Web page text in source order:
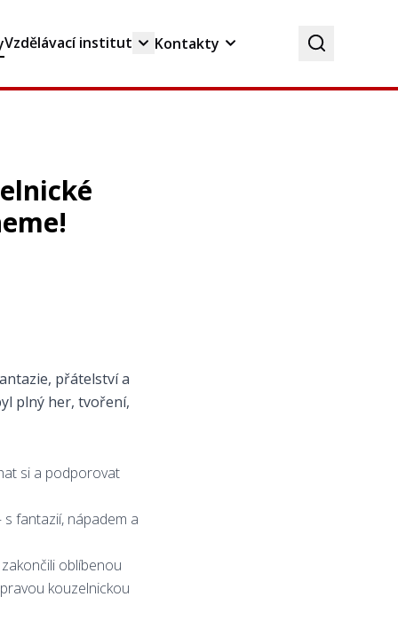
Vzdělávací institut Kontakty
přátelství a
plný her, tvoření,
si a podporovat
fantazií, nápadem a
oblíbenou
kouzelnickou